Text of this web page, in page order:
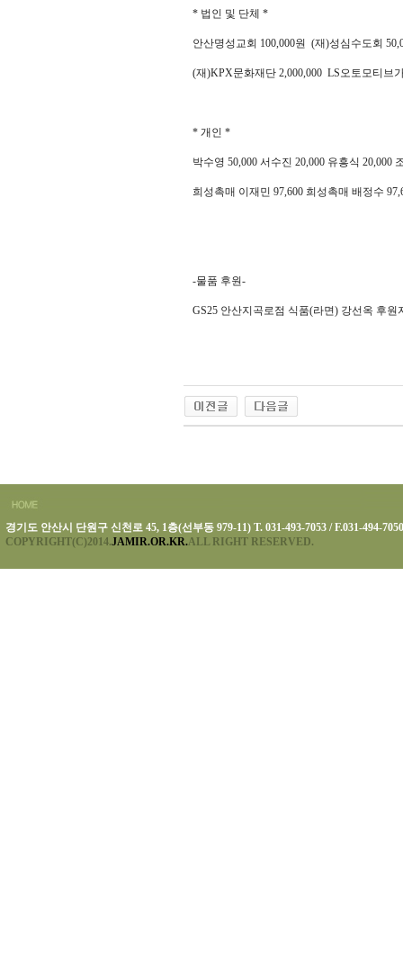
* 법인 및 단체 *
안산명성교회 100,000원 (재)성심수도회
(재)KPX문화재단 2,000,000 LS오토모티브
* 개인 *
박수영 50,000 서수진 20,000 유흥식 20,000
희성촉매 이재민 97,600 희성촉매 배정수
-물품 후원-
GS25 안산지곡로점 식품(라면) 강선옥 후원
경기도 안산시 단원구 신천로 45, 1층(선부동 979-11) T. 031-493-7053 / F.031-494-7050
COPYRIGHT(C)2014.JAMIR.OR.KR.ALL RIGHT RESERVED.